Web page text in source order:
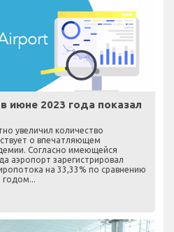
июне 2023 года показал
увеличил количество
о впечатляющем
Согласно имеющейся
аэропорт зарегистрировал
на 33,33% по сравнению
годом...